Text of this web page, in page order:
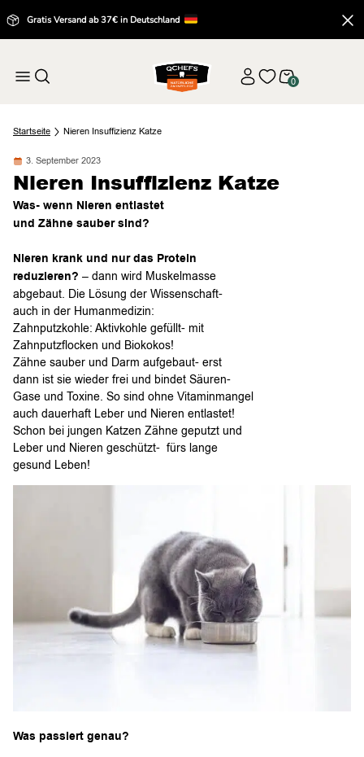
Gratis Versand ab 37€ in Deutschland
0
Startseite Nieren Insuffizienz Katze
3. September 2023
Nieren Insuffizienz Katze
Was- wenn Nieren entlastet
und Zähne sauber sind?
Nieren krank und nur das Protein
reduzieren? – dann wird Muskelmasse
abgebaut. Die Lösung der Wissenschaft-
auch in der Humanmedizin:
Zahnputzkohle: Aktivkohle gefüllt- mit
Zahnputzflocken und Biokokos!
Zähne sauber und Darm aufgebaut- erst
dann ist sie wieder frei und bindet Säuren-
Gase und Toxine. So sind ohne Vitaminmangel
auch dauerhaft Leber und Nieren entlastet!
Schon bei jungen Katzen Zähne geputzt und
Leber und Nieren geschützt- fürs lange
gesund Leben!
Was passiert genau?